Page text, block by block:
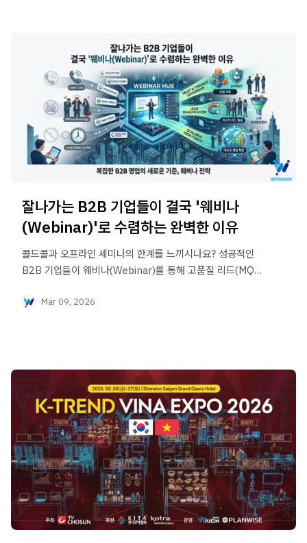
잘나가는 B2B 기업들이 결국 '웨비나
(Webinar)'로 수렴하는 완벽한 이유
콜드콜과 오프라인 세미나의 한계를 느끼시나요? 성공적인
B2B 기업들이 웨비나(Webinar)를 통해 고품질 리드(MQL)
이유를 알아봅니다.
Mar 09, 2026